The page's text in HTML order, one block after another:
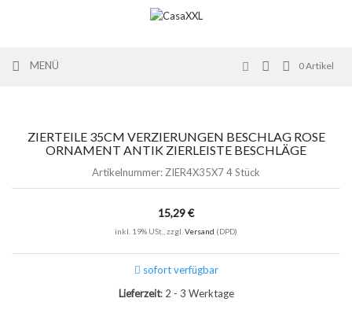
MENÜ 0Artikel
ZIERTEILE 35CM VERZIERUNGEN BESCHLAG ROSE
ORNAMENT ANTIK ZIERLEISTE BESCHLÄGE
Artikelnummer: ZIER4X35X7 4 Stück
15,29 €
inkl. 19% USt., zzgl. Versand (DPD)
sofort verfügbar
Lieferzeit: 2 - 3 Werktage